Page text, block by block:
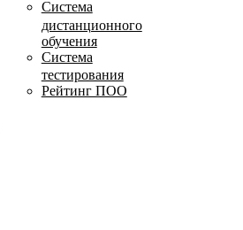
Система
дистанционного
обучения
Система
тестирования
Рейтинг ПОО